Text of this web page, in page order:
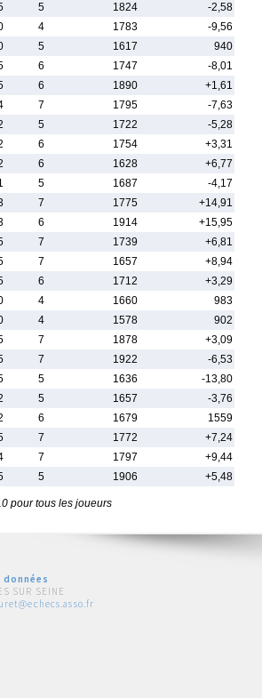
5 1824
-2,58
4 1783
-9,56
5 1617
940
6 1747
-8,01
6 1890
+1,61
7 1795
-7,63
5 1722
-5,28
6 1754
+3,31
6 1628
+6,77
5 1687
-4,17
7 1775
+14,91
6 1914
+15,95
7 1739
+6,81
7 1657
+8,94
6 1712
+3,29
4 1660
983
4 1578
902
7 1878
+3,09
7 1922
-6,53
5 1636
-13,80
5 1657
-3,76
6 1679
1559
7 1772
+7,24
7 1797
+9,44
5 1906 +5,48
pour tous les joueurs
SUR SEINE